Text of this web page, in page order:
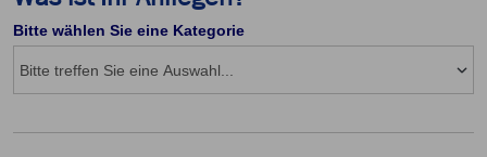
Bitte wählen Sie eine Kategorie